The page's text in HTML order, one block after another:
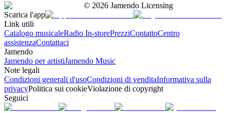
© 2026 Jamendo Licensing
Scarica l'app
Link utili
Catalogo musicaleRadio In-storePrezziContattoCentro
assistenzaContattaci
Jamendo
Jamendo per artistiJamendo Music
Note legali
Condizioni generali d'usoCondizioni di venditaInformativa sulla
privacyPolitica sui cookieViolazione di copyright
Seguici